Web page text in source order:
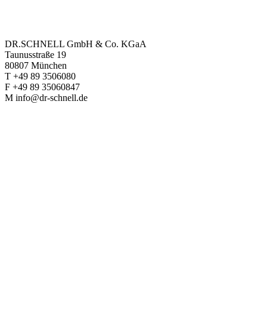
DR.SCHNELL GmbH & Co. KGaA
Taunusstraße 19
80807 München
T +49 89 3506080
F +49 89 35060847
M info@dr-schnell.de